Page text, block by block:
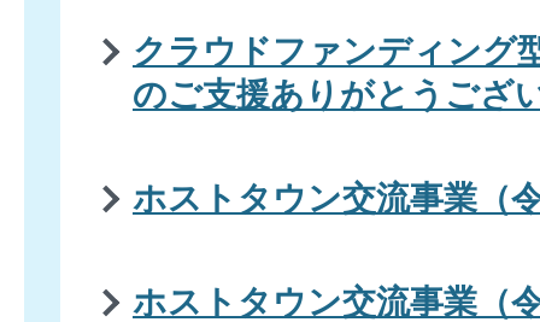
クラウドファンディング
のご支援ありがとうござ
ホストタウン交流事業（
ホストタウン交流事業（